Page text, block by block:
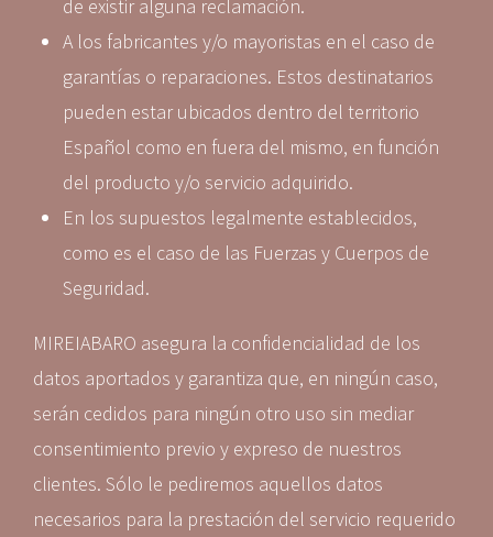
de existir alguna reclamación.
A los fabricantes y/o mayoristas en el caso de
garantías o reparaciones. Estos destinatarios
pueden estar ubicados dentro del territorio
Español como en fuera del mismo, en función
del producto y/o servicio adquirido.
En los supuestos legalmente establecidos,
como es el caso de las Fuerzas y Cuerpos de
Seguridad.
MIREIABARO asegura la confidencialidad de los
datos aportados y garantiza que, en ningún caso,
serán cedidos para ningún otro uso sin mediar
consentimiento previo y expreso de nuestros
clientes. Sólo le pediremos aquellos datos
necesarios para la prestación del servicio requerido